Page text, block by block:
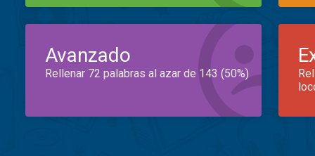
Avanzado
Rellenar 72 palabras al azar de 143 (50%)